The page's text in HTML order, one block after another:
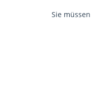
Sie müssen